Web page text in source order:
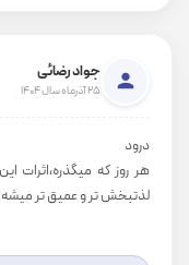
جواد رضائی
25 آذرماه سال 1404
درود
هر روز که میگذره،اثرات
لذتبخش تر و عمیق تر